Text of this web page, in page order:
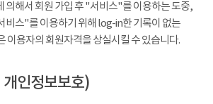
의해서 회원 가입 후 "서비스"를 이용하는 도중,
비스"를 이용하기 위해 log-in한 기록이 없는
이용자의 회원자격을 상실시킬 수 있습니다.
인정보보호)